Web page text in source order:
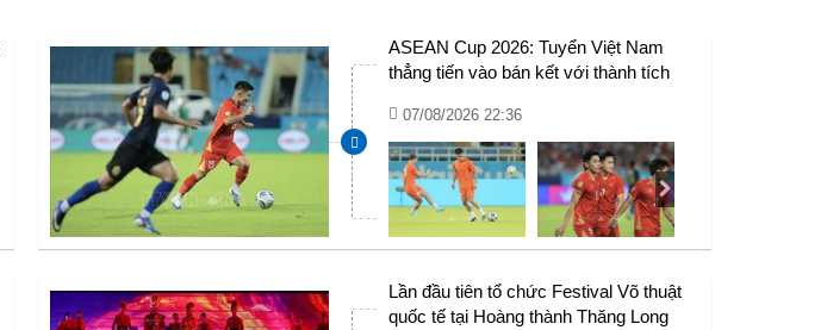
ASEAN Cup 2026: Tuyển Việt Nam
thẳng tiến vào bán kết với thành tích
07/08/2026 22:36
Lần đầu tiên tổ chức Festival Võ thuật
quốc tế tại Hoàng thành Thăng Long